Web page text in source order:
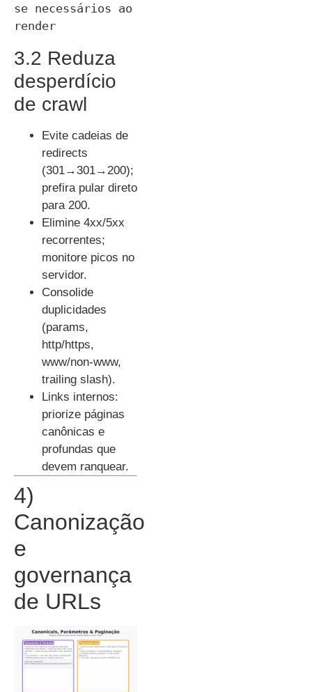
se necessários ao
3.2 Reduza
desperdício
de crawl
Evite cadeias de
redirects
(301→301→200);
prefira pular direto
para 200.
Elimine 4xx/5xx
recorrentes;
monitore picos no
servidor.
Consolide
duplicidades
(params,
http/https,
www/non-www,
trailing slash).
Links internos:
priorize páginas
canônicas e
profundas que
devem ranquear.
4)
Canonização
e
governança
de URLs